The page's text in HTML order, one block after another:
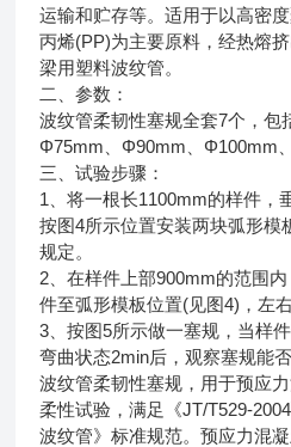
运输和贮存等。适用于以高密
丙烯(PP)为主要原料，经热熔
梁用塑料波纹管。
二、参数：
波纹管柔韧性塞规全套7个，包
Φ75mm、Φ90mm、Φ100mm
三、试验步骤：
1、将一根长1100mm的样件，
按图4所示位置安装两块弧形模
规定。
2、在样件上部900mm的范围
件至弧形模板位置(见图4)，左
3、按图5所示做一塞规，当样
弯曲状态2min后，观察塞规能
波纹管柔韧性塞规，用于预应
柔性试验，满足《JT/T529-
波纹管》标准规范。预应力混